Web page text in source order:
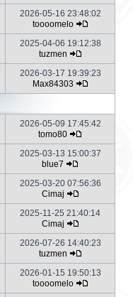
2026-05-16 23:48:02
toooomelo
2025-04-06 19:12:38
tuzmen
2026-03-17 19:39:23
Max84303
2026-05-09 17:45:42
tomo80
2025-03-13 15:00:37
blue7
2025-03-20 07:56:36
Cimaj
2025-11-25 21:40:14
Cimaj
2026-07-26 14:40:23
tuzmen
2026-01-15 19:50:13
toooomelo